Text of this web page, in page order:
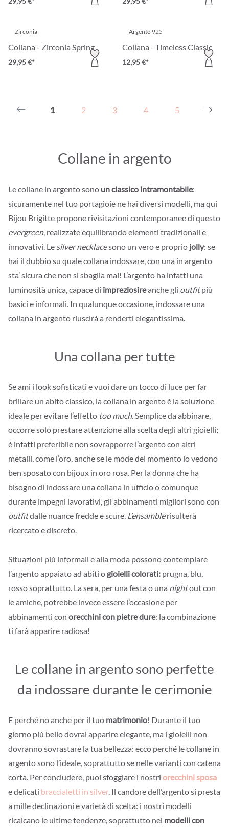
Zirconia
Collana - Zirconia Spring
29,95 €*
Argento 925
Collana - Timeless Classic
12,95 €*
1 2 3 4 5
Collane in argento
Le collane in argento sono un classico intramontabile:
sicuramente nel tuo portagioie ne hai diversi modelli, ma qui
Bijou Brigitte propone rivisitazioni contemporanee di questo
evergreen, realizzate equilibrando elementi tradizionali e
innovativi. Le silver necklacesono un vero e proprio jolly: se
hai il dubbio su quale collana indossare, con una in argento
sta’ sicura che non si sbaglia mai! L’argento ha infatti una
luminosità unica, capace di impreziosireanche gli outfitpiù
basici e informali. In qualunque occasione, indossare una
collana in argento riuscirà a renderti elegantissima.
Una collana per tutte
Se ami i look sofisticati e vuoi dare un tocco di luce per far
brillare un abito classico, la collana in argento è la soluzione
ideale per evitare l’effetto too much. Semplice da abbinare,
occorre solo prestare attenzione alla scelta degli altri gioielli;
è infatti preferibile non sovrapporre l’argento con altri
metalli, come l’oro, anche se le mode del momento lo vedono
ben sposato con bijoux in oro rosa. Per la donna che ha
bisogno di indossare una collana in ufficio o comunque
durante impegni lavorativi, gli abbinamenti migliori sono con
outfitdalle nuance fredde e scure. L’ensamblerisulterà
ricercato e discreto.
Situazioni più informali e alla moda possono contemplare
l’argento appaiato ad abiti o gioielli colorati: prugna, blu,
rosso soprattutto. La sera, per una festa o una nightout con
le amiche, potrebbe invece essere l’occasione per
abbinamenti con orecchini con pietre dure: la combinazione
ti farà apparire radiosa!
Le collane in argento sono perfette
da indossare durante le cerimonie
E perché no anche per il tuo matrimonio! Durante il tuo
giorno più bello dovrai apparire elegante, ma i gioielli non
dovranno sovrastare la tua bellezza: ecco perché le collane in
argento sono l’ideale, soprattutto se nelle varianti con catena
corta. Per concludere, puoi sfoggiare i nostri orecchini sposa
e delicati braccialetti in silver. Il candore dell’argento si presta
a mille declinazioni e varietà di scelta: i nostri modelli
ricalcano le ultime tendenze, soprattutto nei modelli con